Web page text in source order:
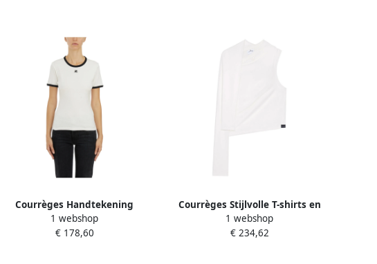
Courrèges Handtekening
Katoenen T-shirt White Dames
1 webshop
€ 178,60
Courrèges Stijlvolle T-shirts en
Polos White Dames
1 webshop
€ 234,62